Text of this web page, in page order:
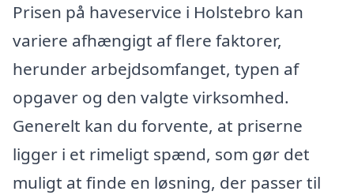
Prisen på haveservice i Holstebro kan
variere afhængigt af flere faktorer,
herunder arbejdsomfanget, typen af
opgaver og den valgte virksomhed.
Generelt kan du forvente, at priserne
ligger i et rimeligt spænd, som gør det
muligt at finde en løsning, der passer til